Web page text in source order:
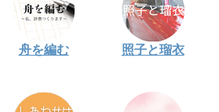
舟を編む 照子と瑠衣